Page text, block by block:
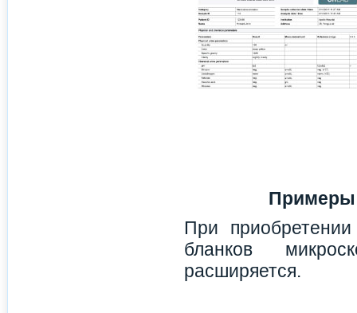
Примеры
При
бланков
расширяется.